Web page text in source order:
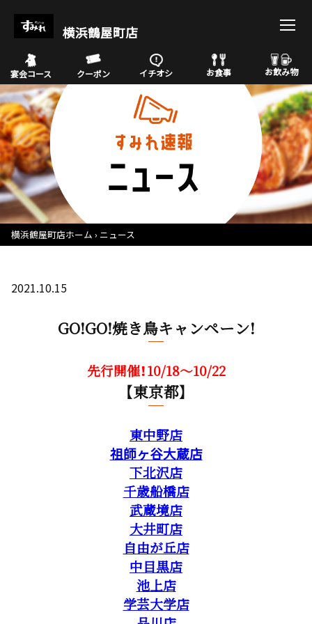
横浜鶴屋町店
宴会コース クーポン イチオシ お食事 お飲み物
横浜鶴屋町店ホーム ニュース
2021.10.15
GO!GO!焼き鳥キャンペーン!
先行開催！10/18～10/22
【東京都】
東中野店
祖師ヶ谷大蔵店
下北沢店
千歳船橋店
武蔵境店
大井町店
自由が丘店
中目黒店
池上店
学芸大学店